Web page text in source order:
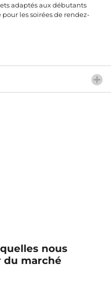
adaptés aux débutants
les soirées de rendez-
nous
du marché